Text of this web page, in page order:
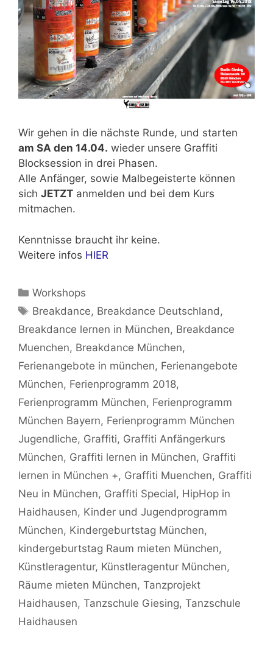
Wir gehen in die nächste Runde, und starten
am SA den 14.04. wieder unsere Graffiti
Blocksession in drei Phasen.
Alle Anfänger, sowie Malbegeisterte können
sich JETZT anmelden und bei dem Kurs
mitmachen.
Kenntnisse braucht ihr keine.
Weitere infos HIER
Kategorien
Workshops
Schlagwörter
Breakdance, Breakdance Deutschland ,
Breakdance lernen in München, Breakdance
Muenchen, Breakdance München,
Ferienangebote in münchen, Ferienangebote
München, Ferienprogramm 2018,
Ferienprogramm München, Ferienprogramm
München Bayern, Ferienprogramm München
Jugendliche, Graffiti, Graffiti Anfängerkurs
München, Graffiti lernen in München, Graffiti
lernen in München +, Graffiti Muenchen, Graffiti
Neu in München, Graffiti Special, HipHop in
Haidhausen, Kinder und Jugendprogramm
München, Kindergeburtstag München,
kindergeburtstag Raum mieten München,
Künstleragentur, Künstleragentur München,
Räume mieten München, Tanzprojekt
Haidhausen, Tanzschule Giesing, Tanzschule
Haidhausen